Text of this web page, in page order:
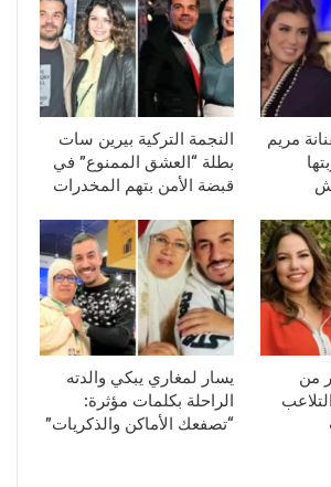
مريم
النجمة التركية بيرين سات
بطلة “العشق الممنوع” في
قبضة الأمن بتهم المخدرات
من
يسار لمغاري يبكي والدته
الراحلة بكلمات مؤثرة:
“تصفعك الأماكن والذكريات”